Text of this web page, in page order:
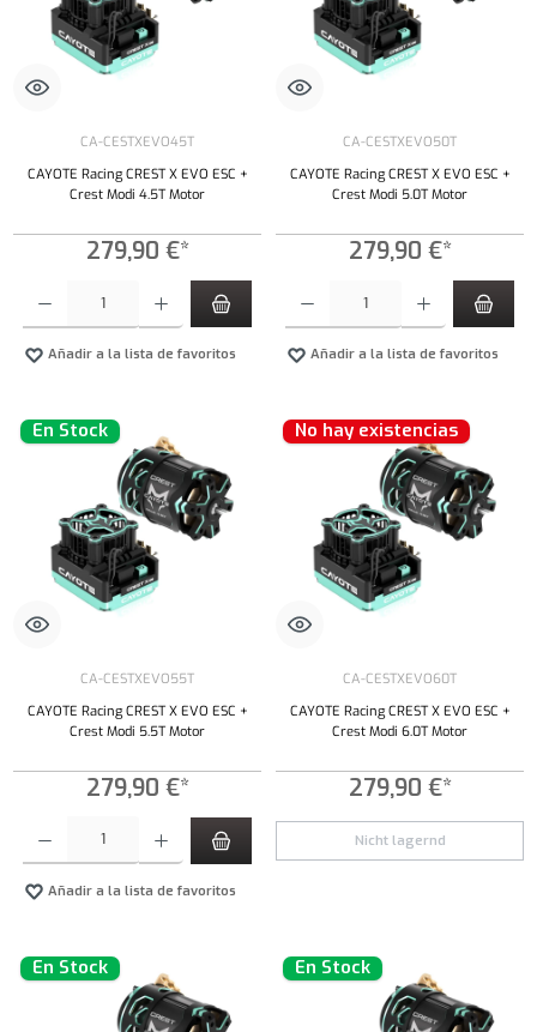
CA-CESTXEVO45T
CAYOTE Racing CREST X EVO ESC +
Crest Modi 4.5T Motor
279,90 €*
Añadir a la lista de favoritos
CA-CESTXEVO50T
CAYOTE Racing CREST X EVO ESC +
Crest Modi 5.0T Motor
279,90 €*
Añadir a la lista de favoritos
En Stock
CA-CESTXEVO55T
CAYOTE Racing CREST X EVO ESC +
Crest Modi 5.5T Motor
279,90 €*
Cantidad del producto: introduce la cantidad deseada o usa los botones para aumentar o
Añadir a la lista de favoritos
No hay existencias
CA-CESTXEVO60T
CAYOTE Racing CREST X EVO ESC +
Crest Modi 6.0T Motor
279,90 €*
Nicht lagernd
En Stock En Stock